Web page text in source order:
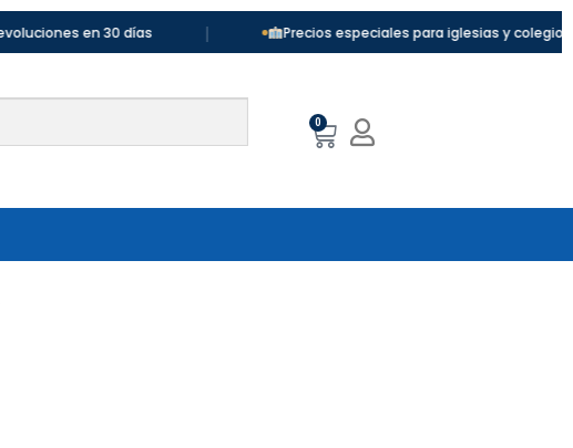
30 días | Precios especiales para iglesias y colegios |
0